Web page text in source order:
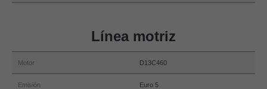
Línea motriz
Motor D13C460
Emisión Euro 5